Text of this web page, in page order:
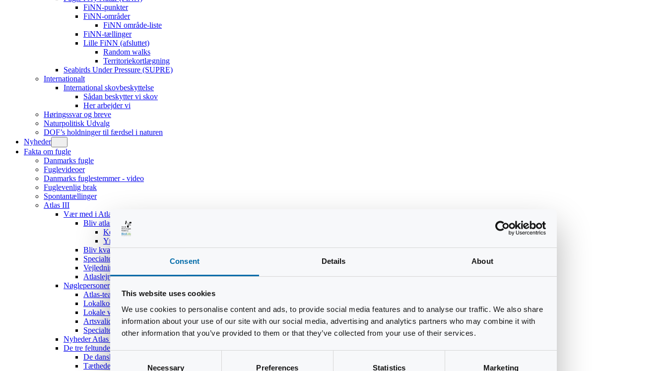
Consent Details About
This website uses cookies
We use cookies to personalise content and ads, to provide social media features and to analyse our traffic. We also share
information about your use of our site with our social media, advertising and analytics partners who may combine it with
other information that you’ve provided to them or that they’ve collected from your use of their services.
Consent
Selection
Necessary Preferences Statistics Marketing
FiNN-punkter
FiNN-områder
FiNN område-liste
FiNN-tællinger
Lille FiNN (afsluttet)
Random walks
Territoriekortlægning
Seabirds Under Pressure (SUPRE)
Internationalt
International skovbeskyttelse
Sådan beskytter vi skov
Her arbejder vi
Høringssvar og breve
Naturpolitisk Udvalg
DOF’s holdninger til færdsel i naturen
Nyheder
Fakta om fugle
Danmarks fugle
Fuglevideoer
Danmarks fuglestemmer - video
Fuglevenlig brak
Spontantællinger
Atlas III
Vær med i Atlas III
Bliv atlasdeltager
Kom hurtigt i gang
Yngleadfærdstyper
Bliv kvadratansvarlig
Specialteams
Vejledninger
Atlaslejre 2017
Nøglepersoner
Atlas-teamet
Lokalkoordinatorer
Lokale validatorer
Artsvalidatorer
Specialteams
Nyheder Atlas III
De tre feltundersøgelser
De danske ynglefugles udbredelse
Tætheder og bestandsestimater